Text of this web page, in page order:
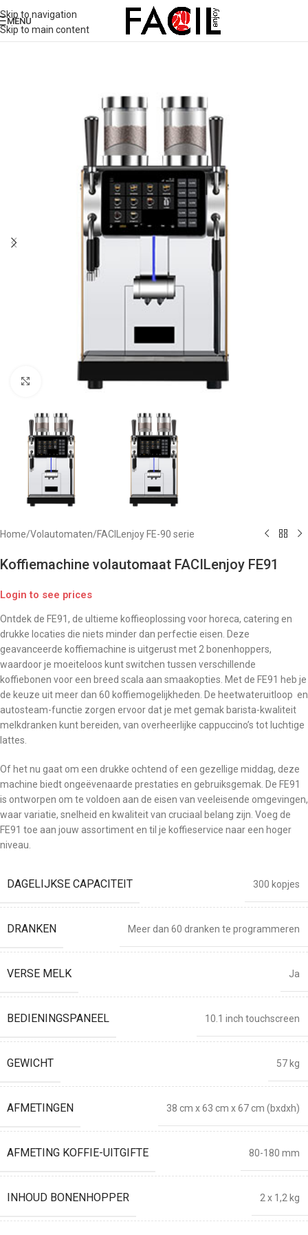
Skip to navigation
Skip to main content
MENU
Click to enlarge
Home/Volautomaten/FACILenjoy FE-90 serie
Koffiemachine volautomaat FACILenjoy FE91
Login to see prices
Ontdek de FE91, de ultieme koffieoplossing voor horeca, catering en
drukke locaties die niets minder dan perfectie eisen. Deze
geavanceerde koffiemachine is uitgerust met 2 bonenhoppers,
waardoor je moeiteloos kunt switchen tussen verschillende
koffiebonen voor een breed scala aan smaakopties. Met de FE91 heb je
de keuze uit meer dan 60 koffiemogelijkheden. De heetwateruitloop en
autosteam-functie zorgen ervoor dat je met gemak barista-kwaliteit
melkdranken kunt bereiden, van overheerlijke cappuccino’s tot luchtige
lattes.
Of het nu gaat om een drukke ochtend of een gezellige middag, deze
machine biedt ongeëvenaarde prestaties en gebruiksgemak. De FE91
is ontworpen om te voldoen aan de eisen van veeleisende omgevingen,
waar variatie, snelheid en kwaliteit van cruciaal belang zijn. Voeg de
FE91 toe aan jouw assortiment en til je koffieservice naar een hoger
niveau.
DAGELIJKSE CAPACITEIT 300 kopjes
DRANKEN Meer dan 60 dranken te programmeren
VERSE MELK Ja
BEDIENINGSPANEEL 10.1 inch touchscreen
GEWICHT 57 kg
AFMETINGEN 38 cm x 63 cm x 67 cm (bxdxh)
AFMETING KOFFIE-UITGIFTE 80-180 mm
INHOUD BONENHOPPER 2 x 1,2 kg